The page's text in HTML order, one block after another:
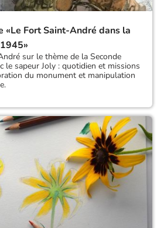
«Le Fort Saint-André dans la
sur le thème de la Seconde
le sapeur Joly : quotidien et missions
du monument et manipulation